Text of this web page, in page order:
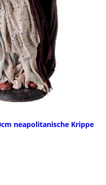
neapolitanische Krippe